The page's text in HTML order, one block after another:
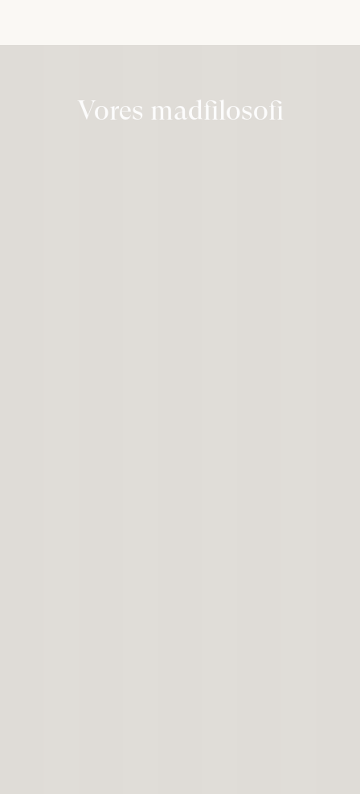
Vores madfilosofi